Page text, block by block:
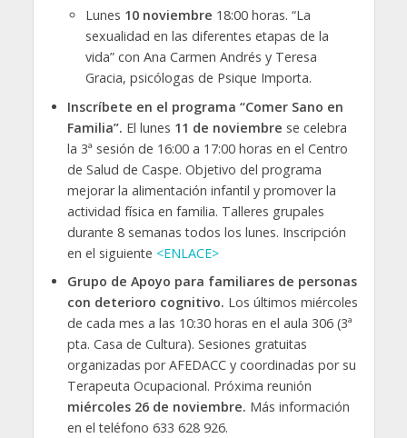
Lunes 10 noviembre 18:00 horas. “La
sexualidad en las diferentes etapas de la
vida” con Ana Carmen Andrés y Teresa
Gracia, psicólogas de Psique Importa.
Inscríbete en el programa “Comer Sano en
Familia”. El lunes 11 de noviembre se celebra
la 3ª sesión de 16:00 a 17:00 horas en el Centro
de Salud de Caspe. Objetivo del programa
mejorar la alimentación infantil y promover la
actividad física en familia. Talleres grupales
durante 8 semanas todos los lunes. Inscripción
en el siguiente <ENLACE>
Grupo de Apoyo para familiares de personas
con deterioro cognitivo. Los últimos miércoles
de cada mes a las 10:30 horas en el aula 306 (3ª
pta. Casa de Cultura). Sesiones gratuitas
organizadas por AFEDACC y coordinadas por su
Terapeuta Ocupacional. Próxima reunión
miércoles 26 de noviembre. Más información
en el teléfono 633 628 926.